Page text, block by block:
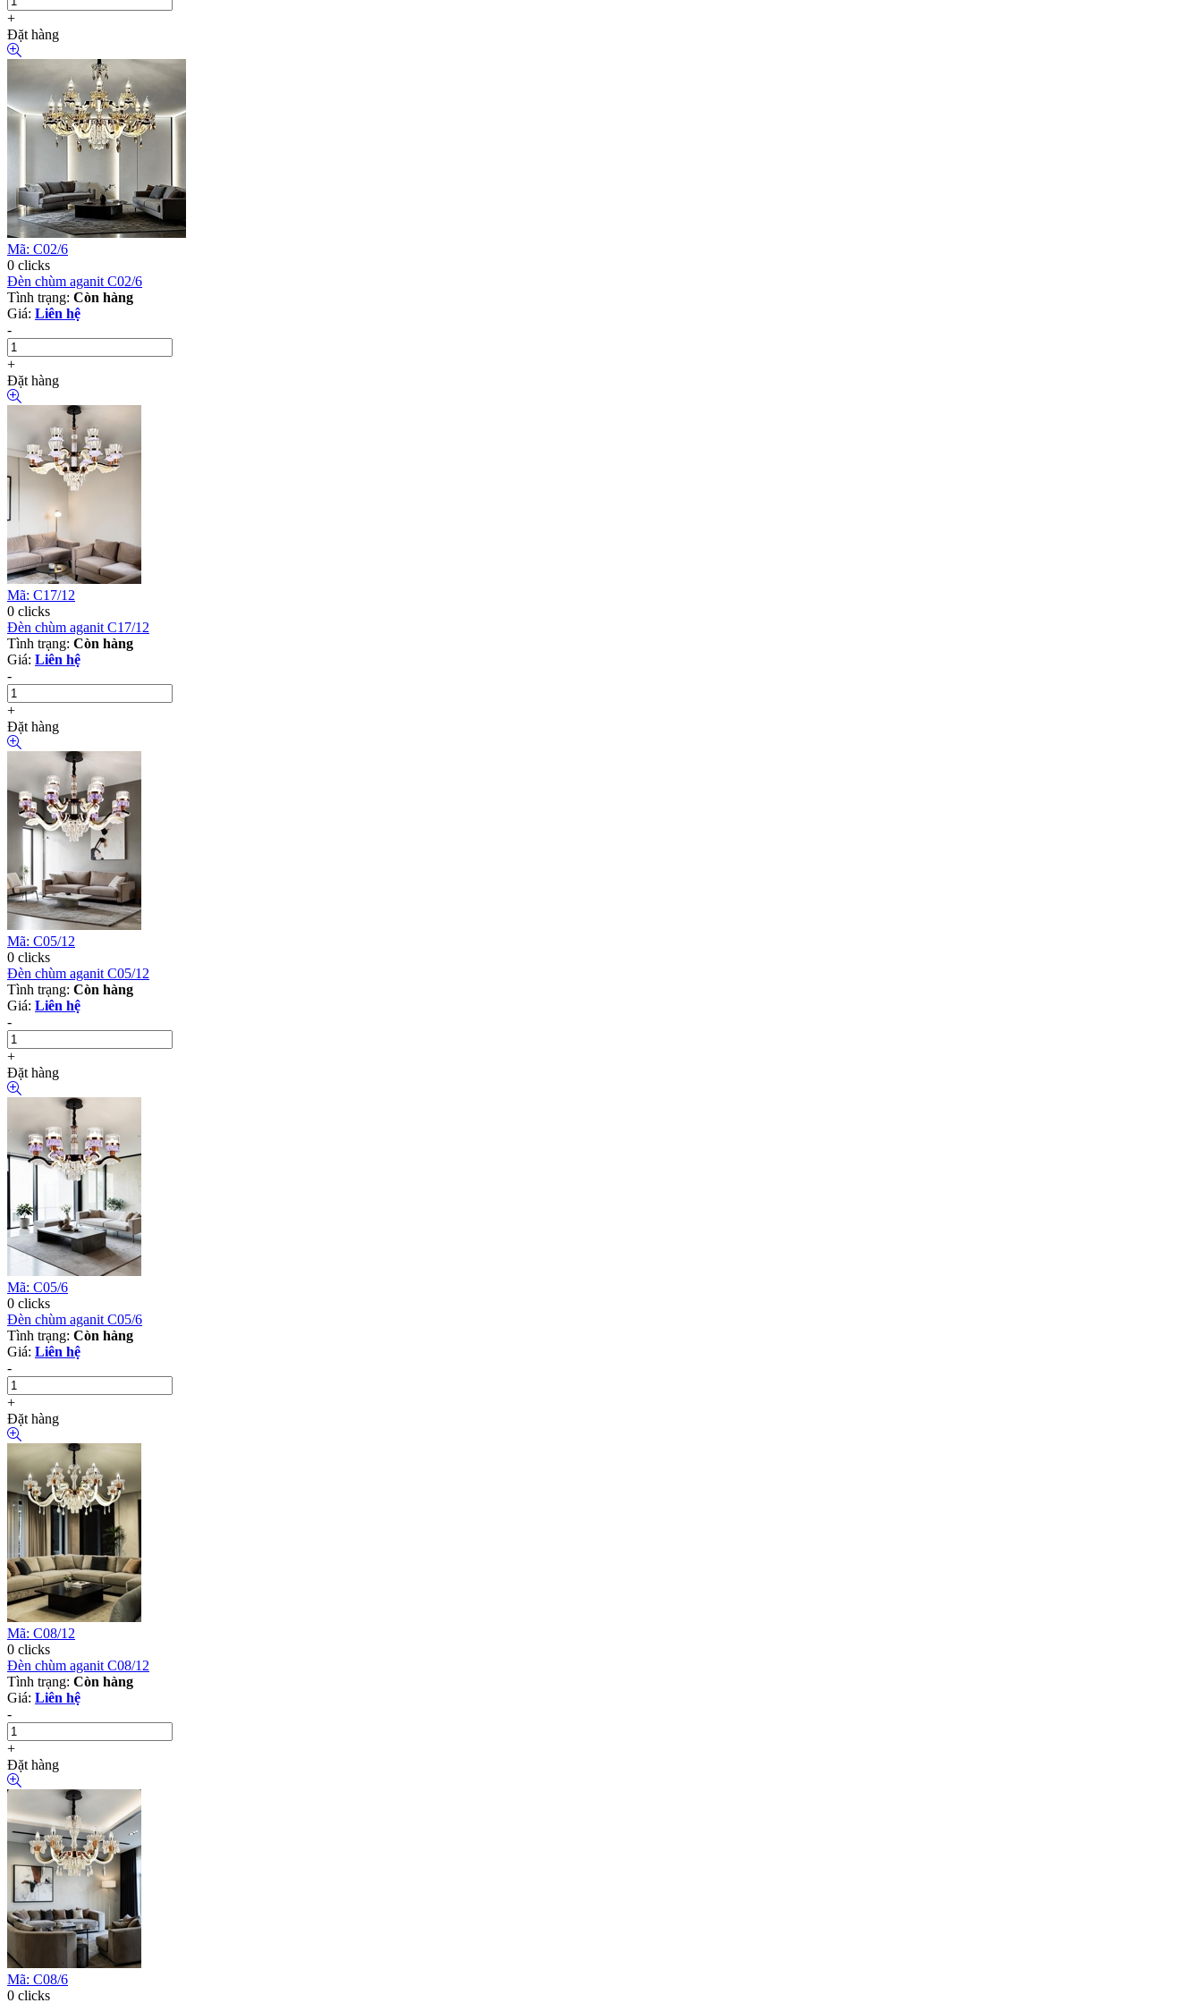
+
Đặt hàng
Mã: C02/6
0 clicks
Đèn chùm aganit C02/6
Tình trạng: Còn hàng
Giá: Liên hệ
-
+
Đặt hàng
Mã: C17/12
0 clicks
Đèn chùm aganit C17/12
Tình trạng: Còn hàng
Giá: Liên hệ
-
+
Đặt hàng
Mã: C05/12
0 clicks
Đèn chùm aganit C05/12
Tình trạng: Còn hàng
Giá: Liên hệ
-
+
Đặt hàng
Mã: C05/6
0 clicks
Đèn chùm aganit C05/6
Tình trạng: Còn hàng
Giá: Liên hệ
-
+
Đặt hàng
Mã: C08/12
0 clicks
Đèn chùm aganit C08/12
Tình trạng: Còn hàng
Giá: Liên hệ
-
+
Đặt hàng
Mã: C08/6
0 clicks